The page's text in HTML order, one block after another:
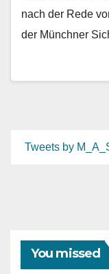
nach der Rede
der Münchner
Tweets by
You missed